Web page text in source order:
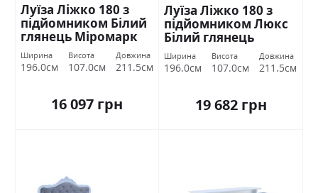
Луїза Ліжко 180 з
підйомником Білий
глянець Міромарк
Ширина
196.0см
Висота
107.0см
Довжина
211.5см
16 097 грн
Луїза Ліжко 180 з
підйомником Люкс
Білий глянець
Міромарк
Ширина
196.0см
Висота
107.0см
Довжина
211.5см
19 682 грн